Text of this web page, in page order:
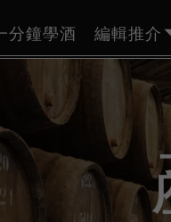
分鐘學酒 編輯推介